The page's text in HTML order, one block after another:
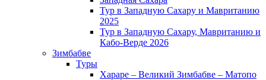
Тур в Западную Сахару и Мавританию
2025
Тур в Западную Сахару, Мавританию и
Кабо-Верде 2026
Зимбабве
Туры
Хараре – Великий Зимбабве – Матопо